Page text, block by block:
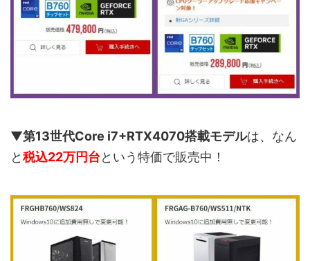
▼第13世代Core i7+RTX4070搭載モデルは、なん
と税込22万円台という特価で販売中！